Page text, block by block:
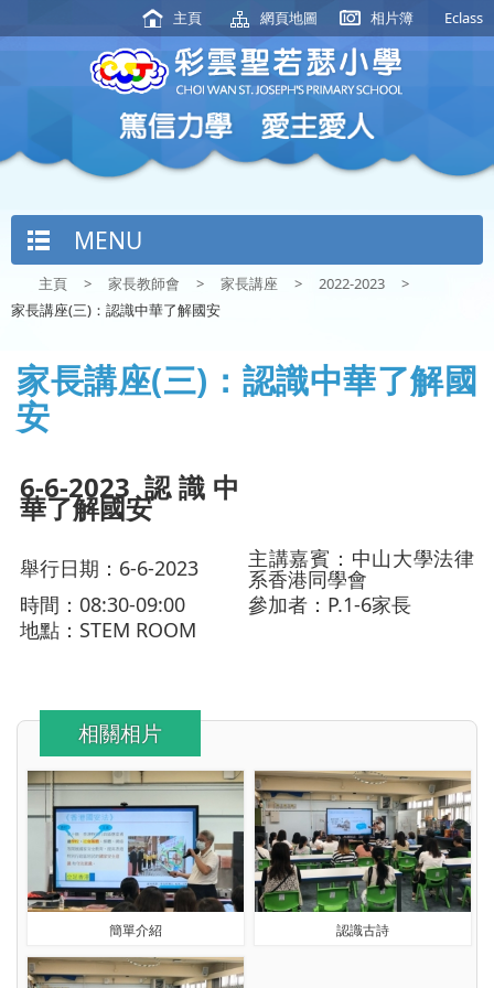
主頁 網頁地圖 相片簿 Eclass
MENU
主頁 > 家長教師會 > 家長講座 > 2022-2023
>
家長講座(三)：認識中華了解國安
家長講座(三)：認識中華了解國
安
6-6-2023 認識中
華了解國安
舉行日期：6-6-2023 主講嘉賓：中山大學法律
系香港同學會
時間：08:30-09:00
參加者：P.1-6家長
地點：STEM ROOM
相關相片
簡單介紹 認識古詩